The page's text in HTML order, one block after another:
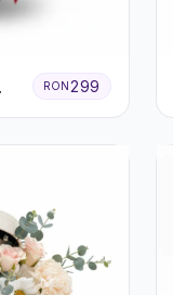
RON299